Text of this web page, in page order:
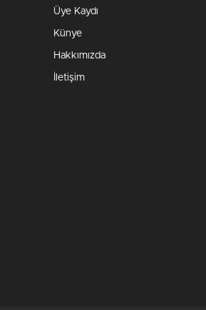
Üye Kaydı
Künye
Hakkımızda
İletişim